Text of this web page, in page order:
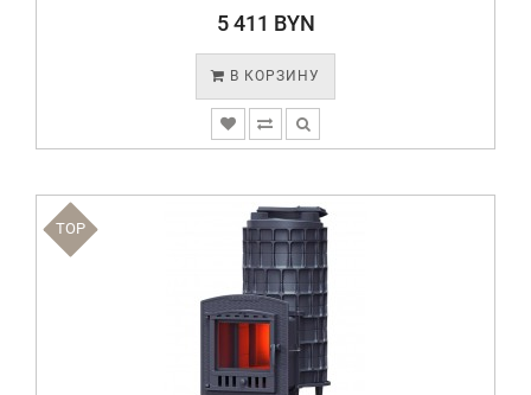
5 411 BYN
В КОРЗИНУ
TOP